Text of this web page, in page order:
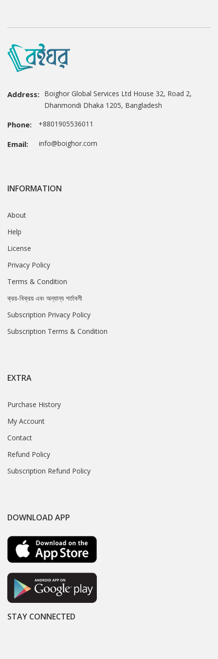
Address: Boighor Global Services Ltd House 32, Road 2,
Dhanmondi Dhaka 1205, Bangladesh
Phone: +8801905536011
Email: info@boighor.com
INFORMATION
About
Help
License
Privacy Policy
Terms & Condition
ক্রয়-বিক্রয় এবং অন্যান্য শর্তাবলী
Subscription Privacy Policy
Subscription Terms & Condition
EXTRA
Purchase History
My Account
Contact
Refund Policy
Subscription Refund Policy
DOWNLOAD APP
STAY CONNECTED